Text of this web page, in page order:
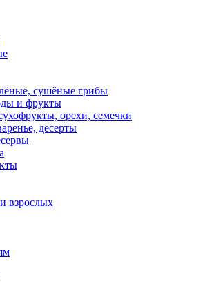
сушёные грибы
и фрукты
орехи, семечки
десерты
взрослых